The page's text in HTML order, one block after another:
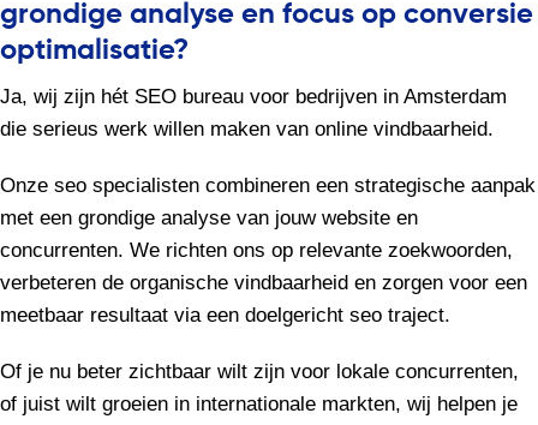
grondige analyse en focus op conversie
optimalisatie?
Ja, wij zijn hét SEO bureau voor bedrijven in Amsterdam
die serieus werk willen maken van online vindbaarheid.
Onze seo specialisten combineren een strategische aanpak
met een grondige analyse van jouw website en
concurrenten. We richten ons op relevante zoekwoorden,
verbeteren de organische vindbaarheid en zorgen voor een
meetbaar resultaat via een doelgericht seo traject.
Of je nu beter zichtbaar wilt zijn voor lokale concurrenten,
of juist wilt groeien in internationale markten, wij helpen je